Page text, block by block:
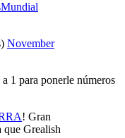
November
1 para ponerle números
! Gran
que Grealish